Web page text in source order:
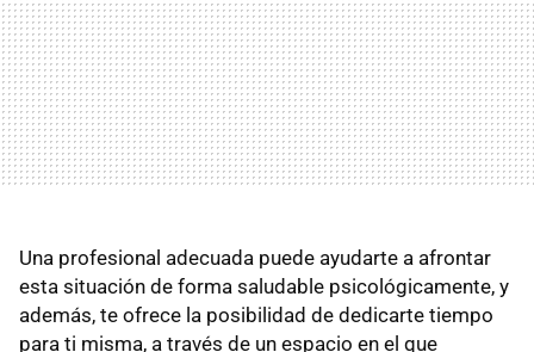
Una profesional adecuada puede ayudarte a afrontar
esta situación de forma saludable psicológicamente, y
además, te ofrece la posibilidad de dedicarte tiempo
para ti misma, a través de un espacio en el que